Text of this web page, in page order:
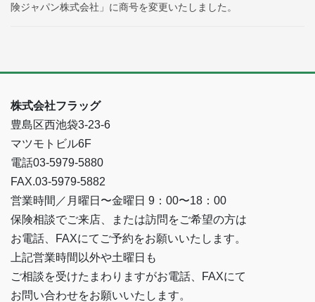
険ジャパン株式会社」に商号を変更いたしました。
株式会社フラッグ
豊島区西池袋3-23-6
マツモトビル6F
電話03-5979-5880
FAX.03-5979-5882
営業時間／月曜日〜金曜日 9：00〜18：00
保険相談でご来店、または訪問をご希望の方は
お電話、FAXにてご予約をお願いいたします。
上記営業時間以外や土曜日も
ご相談を受けたまわりますがお電話、FAXにて
お問い合わせをお願いいたします。